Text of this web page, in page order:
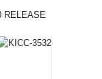
RELEASE